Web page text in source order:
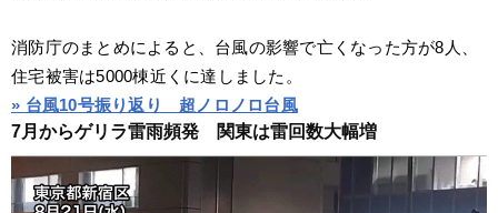
消防庁のまとめによると、台風の影響で亡くなった方が8人、
住宅被害は5000棟近くに達しました。
» 台風10号振り返り　超ノロノロ台風
7月からゲリラ雷雨頻発　関東は雷回数大幅増